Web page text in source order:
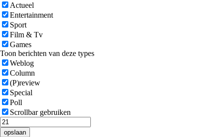
Actueel
Entertainment
Sport
Film & Tv
Games
Toon berichten van deze types
Weblog
Column
(P)review
Special
Poll
Scrollbar gebruiken
opslaan